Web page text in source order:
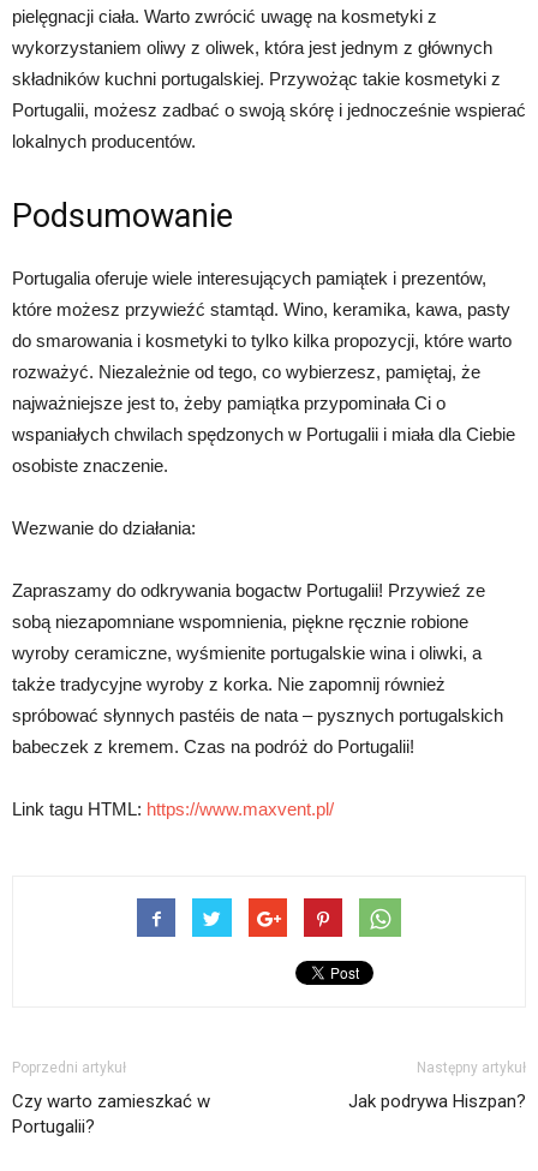
pielęgnacji ciała. Warto zwrócić uwagę na kosmetyki z
wykorzystaniem oliwy z oliwek, która jest jednym z głównych
składników kuchni portugalskiej. Przywożąc takie kosmetyki z
Portugalii, możesz zadbać o swoją skórę i jednocześnie wspierać
lokalnych producentów.
Podsumowanie
Portugalia oferuje wiele interesujących pamiątek i prezentów,
które możesz przywieźć stamtąd. Wino, keramika, kawa, pasty
do smarowania i kosmetyki to tylko kilka propozycji, które warto
rozważyć. Niezależnie od tego, co wybierzesz, pamiętaj, że
najważniejsze jest to, żeby pamiątka przypominała Ci o
wspaniałych chwilach spędzonych w Portugalii i miała dla Ciebie
osobiste znaczenie.
Wezwanie do działania:
Zapraszamy do odkrywania bogactw Portugalii! Przywieź ze
sobą niezapomniane wspomnienia, piękne ręcznie robione
wyroby ceramiczne, wyśmienite portugalskie wina i oliwki, a
także tradycyjne wyroby z korka. Nie zapomnij również
spróbować słynnych pastéis de nata – pysznych portugalskich
babeczek z kremem. Czas na podróż do Portugalii!
Link tagu HTML: https://www.maxvent.pl/
Poprzedni artykuł
Czy warto zamieszkać w
Portugalii?
Następny artykuł
Jak podrywa Hiszpan?